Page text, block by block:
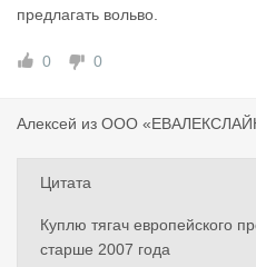
предлагать вольво.
0 0
Алексей из ООО
Цитата
Куплю тягач европейского
старше 2007 года